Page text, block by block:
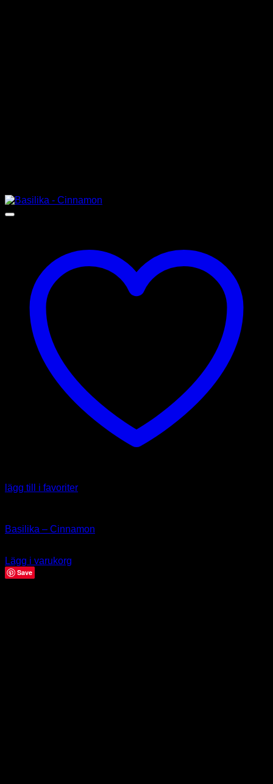
lägg till i favoriter
Basilika – Cinnamon
Lägg i varukorg
Save